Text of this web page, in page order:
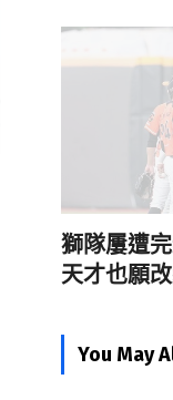
獅隊屢遭
天才也願
You May